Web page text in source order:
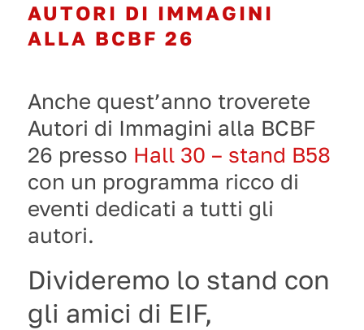
AUTORI DI IMMAGINI
ALLA BCBF 26
Anche quest’anno troverete
Autori di Immagini alla BCBF
26 presso Hall 30 – stand B58
con un programma ricco di
eventi dedicati a tutti gli
autori.
Divideremo lo stand con
gli amici di EIF,